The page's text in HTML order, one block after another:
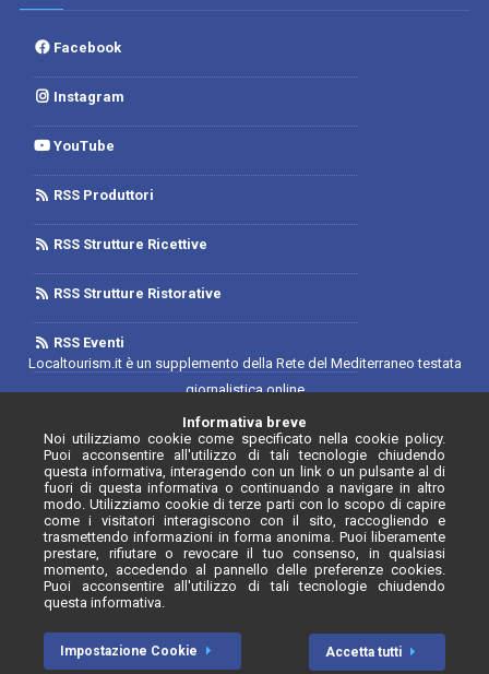
Facebook
Instagram
YouTube
RSS Produttori
RSS Strutture Ricettive
RSS Strutture Ristorative
RSS Eventi
Localtourism.it è un supplemento della Rete del Mediterraneo testata
giornalistica online
Trib. di Foggia n.1893/2019 - Reg. 2/2019- Rete del Mediterraneo
Contratto di Rete Editore
Direttore Responsabile: Luca D'Andrea
Iscrizione Registro degli Operatori di Comunicazione N. 34646 con
provvedimento n. 55 del 20/07/2020
Informativa breve
Noi utilizziamo cookie come specificato nella cookie policy.
Puoi acconsentire all'utilizzo di tali tecnologie chiudendo
questa informativa, interagendo con un link o un pulsante al di
fuori di questa informativa o continuando a navigare in altro
modo. Utilizziamo cookie di terze parti con lo scopo di capire
come i visitatori interagiscono con il sito, raccogliendo e
trasmettendo informazioni in forma anonima. Puoi liberamente
prestare, rifiutare o revocare il tuo consenso, in qualsiasi
momento, accedendo al pannello delle preferenze cookies.
Puoi acconsentire all'utilizzo di tali tecnologie chiudendo
questa informativa.
Impostazione Cookie Accetta tutti